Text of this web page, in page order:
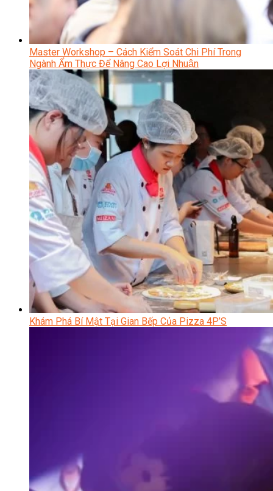
Master Workshop – Cách Kiểm Soát Chi Phí Trong
Ngành Ẩm Thực Để Nâng Cao Lợi Nhuận
Khám Phá Bí Mật Tại Gian Bếp Của Pizza 4P’S